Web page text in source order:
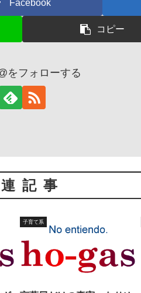
Facebook
コピー
をフォローする
記事
子育て系